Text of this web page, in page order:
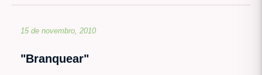
15 de novembro, 2010
"Branquear"